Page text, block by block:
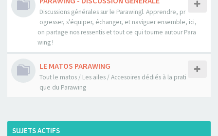
Discussions générales sur le Parawingl. Apprendre, pr
ogresser, s'équiper, échanger, et naviguer ensemble, ici,
on partage nos ressentis et tout ce qui tourne autour Para
wing !
LE MATOS PARAWING
Tout le matos / Les ailes / Accesoires dédiés à la prati
que du Parawing
SUJETS ACTIFS